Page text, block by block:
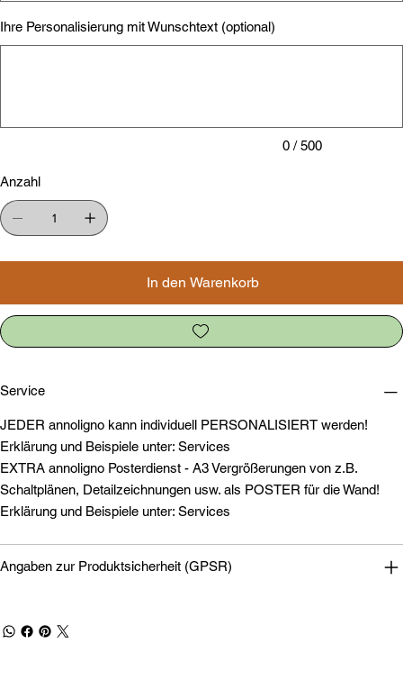
Ihre Personalisierung mit Wunschtext (optional)
0 / 500
Anzahl
In den Warenkorb
Service
JEDER annoligno kann individuell PERSONALISIERT werden!
Erklärung und Beispiele unter: Services
EXTRA annoligno Posterdienst - A3 Vergrößerungen von z.B.
Schaltplänen, Detailzeichnungen usw. als POSTER für die Wand!
Erklärung und Beispiele unter: Services
Angaben zur Produktsicherheit (GPSR)